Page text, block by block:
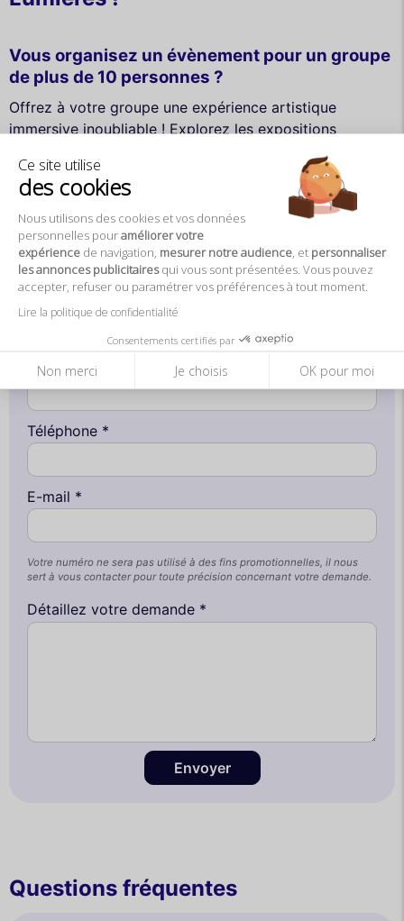
Ce site utilise
des cookies
Nous utilisons des cookies et vos données
personnelles pouraméliorer votre
expérience de navigation, mesurer notre audience , et personnaliser
les annonces publicitairesqui vous sont présentées. Vous pouvez
accepter, refuser ou paramétrer vos préférences à tout moment.
Lire la politique de confidentialité
Consentements certifiés par
Non merci Je choisis OK pour moi
Vous organisez un évènement pour un groupe
de plus de 10 personnes ?
Offrez à votre groupe une expérience artistique
immersive inoubliable ! Explorez les expositions
numériques de l'Atelier des Lumières et plongez dans
l'univers des plus grands artistes. Remplissez notre
formulaire pour réserver dès maintenant et vivez l'art
autrement.
Vous pouvez également nous contacter au +33 1 48
74 05 10 pour vos demandes
Nom *
Entreprise / Association
Téléphone *
E-mail *
Votre numéro ne sera pas utilisé à des fins promotionnelles, il nous
sert à vous contacter pour toute précision concernant votre demande.
Détaillez votre demande *
Envoyer
Questions fréquentes